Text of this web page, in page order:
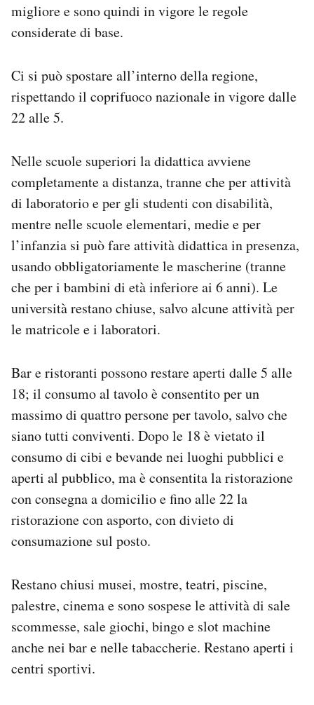
migliore e sono quindi in vigore le regole
considerate di base.
Ci si può spostare all’interno della regione,
rispettando il coprifuoco nazionale in vigore dalle
22 alle 5.
Nelle scuole superiori la didattica avviene
completamente a distanza, tranne che per attività
di laboratorio e per gli studenti con disabilità,
mentre nelle scuole elementari, medie e per
l’infanzia si può fare attività didattica in presenza,
usando obbligatoriamente le mascherine (tranne
che per i bambini di età inferiore ai 6 anni). Le
università restano chiuse, salvo alcune attività per
le matricole e i laboratori.
Bar e ristoranti possono restare aperti dalle 5 alle
18; il consumo al tavolo è consentito per un
massimo di quattro persone per tavolo, salvo che
siano tutti conviventi. Dopo le 18 è vietato il
consumo di cibi e bevande nei luoghi pubblici e
aperti al pubblico, ma è consentita la ristorazione
con consegna a domicilio e fino alle 22 la
ristorazione con asporto, con divieto di
consumazione sul posto.
Restano chiusi musei, mostre, teatri, piscine,
palestre, cinema e sono sospese le attività di sale
scommesse, sale giochi, bingo e slot machine
anche nei bar e nelle tabaccherie. Restano aperti i
centri sportivi.